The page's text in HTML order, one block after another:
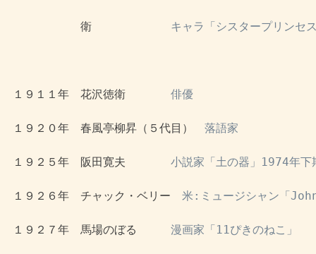
衛 キャラ「シスタープリンセ
１９１１年　花沢徳衛 俳優
１９２０年　春風亭柳昇（５代目） 落語家
１９２５年　阪田寛夫 小説家「土の器」1974年下
１９２６年　チャック・ベリー 米:ミュージシャン「
１９２７年　馬場のぼる 漫画家「11ぴきのねこ」